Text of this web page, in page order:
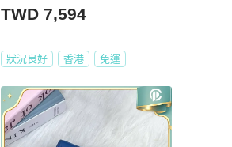
TWD 7,594
狀況良好 香港 免運